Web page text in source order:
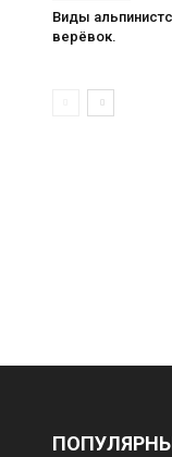
Виды
верёвок.